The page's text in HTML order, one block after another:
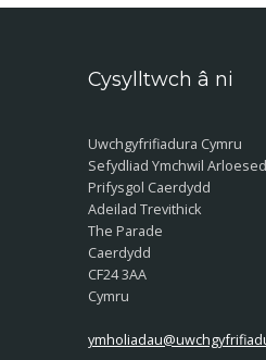
Cysylltwch â ni
Uwchgyfrifiadura Cymru
Sefydliad Ymchwil
Prifysgol Caerdydd
Adeilad Trevithick
The Parade
Caerdydd
CF24 3AA
Cymru